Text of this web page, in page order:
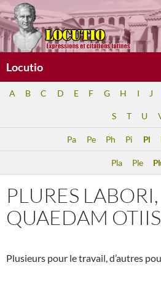
Aller
au
contenu
Locutio
A B C D E F G H I J
S T U
Pa Pe Ph Pi Pl
Pla Ple
PLURES
QUAEDAM OTIIS
Plusieurs pour le travail, d’autres